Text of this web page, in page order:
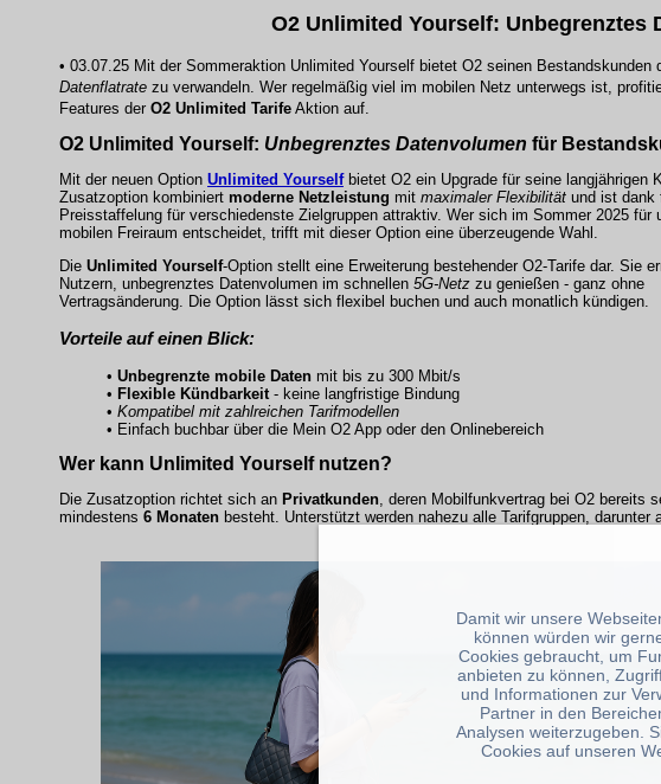
O2 Unlimited Yourself: Unbegrenztes
• 03.07.25 Mit der Sommeraktion Unlimited Yourself bietet O2 seinen
Datenflatrate zu verwandeln. Wer regelmäßig viel im mobilen Netz unterwegs ist,
Features der O2 Unlimited Tarife Aktion auf.
O2 Unlimited Yourself: Unbegrenztes Datenvolumen für
Mit der neuen Option Unlimited Yourselfbietet O2 ein Upgrade für seine langjährigen
Zusatzoption kombiniert moderne Netzleistung mit maximaler Flexibilität und ist dank
Preisstaffelung für verschiedenste Zielgruppen attraktiv. Wer sich im Sommer 2025 für
mobilen Freiraum entscheidet, trifft mit dieser Option eine überzeugende Wahl.
Die Unlimited Yourself-Option stellt eine Erweiterung bestehender O2-Tarife dar. Sie
Nutzern, unbegrenztes Datenvolumen im schnellen 5G-Netz zu genießen - ganz ohne
Vertragsänderung. Die Option lässt sich flexibel buchen und auch monatlich kündigen.
Vorteile auf einen Blick:
• Unbegrenzte mobile Daten mit bis zu 300 Mbit/s
• Flexible Kündbarkeit - keine langfristige Bindung
• Kompatibel mit zahlreichen Tarifmodellen
• Einfach buchbar über die Mein O2 App oder den Onlinebereich
Wer kann Unlimited Yourself nutzen?
Die Zusatzoption richtet sich an Privatkunden , deren Mobilfunkvertrag bei O2 bereits
mindestens 6 Monaten besteht. Unterstützt werden nahezu alle Tarifgruppen, darunter
Damit wir unsere
können würden wir
Cookies gebraucht, um
anbieten zu können,
und Informationen zur
Partner in den
Analysen weiterzugeben.
Cookies auf unseren